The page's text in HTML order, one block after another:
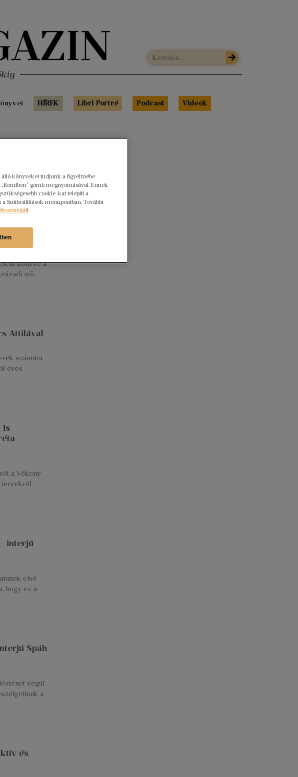
HÍREK Libri Portré Podcast Videók
Dr.
Instagram-
könyve a
női
Attilával
számára
éves
is
a Vékony
tervekről
interjú
első
hogy ez a
Spáh
végül
a
és
könyveket tudjunk a figyelmébe
gomb megnyomásával. Ennek
cookie-kat telepíti a
Sütibeállítások menüpontban. További
!